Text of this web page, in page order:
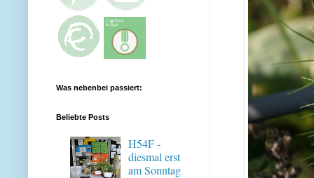
Was nebenbei passiert:
Beliebte Posts
H54F -
diesmal erst
am Sonntag